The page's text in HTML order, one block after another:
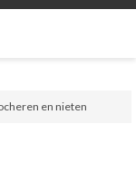
en nieten